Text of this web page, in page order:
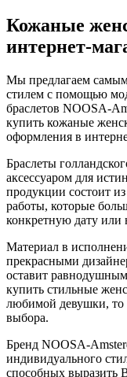
Кожаные
интернет-
Мы предлагаем
стилем с помощью
браслетов NOOSA-
купить кожаные
оформления в
Браслеты
аксессуаром для
продукции состоит
работы, которые
конкретную дату или
Материал в
прекрасными
оставит
купить стильные
любимой девушки, то
выбора.
Бренд NOOSA-
индивидуального
способных выразить